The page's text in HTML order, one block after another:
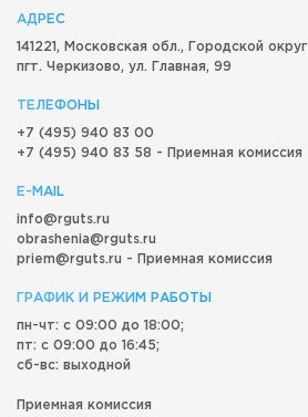
АДРЕС
141221, Московская обл., Городской округ
пгт. Черкизово, ул. Главная, 99
ТЕЛЕФОНЫ
+7 (495) 940 83 00
+7 (495) 940 83 58 - Приемная комиссия
E-MAIL
info@rguts.ru
obrashenia@rguts.ru
priem@rguts.ru - Приемная комиссия
ГРАФИК И РЕЖИМ РАБОТЫ
пн-чт: с 09:00 до 18:00;
пт: с 09:00 до 16:45;
сб-вс: выходной
Приемная комиссия